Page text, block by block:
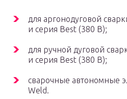
для аргонодуговой
и серия Best (380 В);
для ручной дуговой
и серия Best (380 В);
сварочные автономные
Weld.